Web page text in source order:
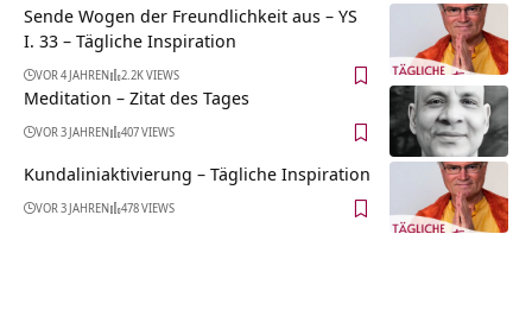
Sende Wogen der Freundlichkeit aus – YS
I. 33 – Tägliche Inspiration
VOR 4 JAHREN 2.2K VIEWS
Meditation – Zitat des Tages
VOR 3 JAHREN 407 VIEWS
Kundaliniaktivierung – Tägliche Inspiration
VOR 3 JAHREN 478 VIEWS